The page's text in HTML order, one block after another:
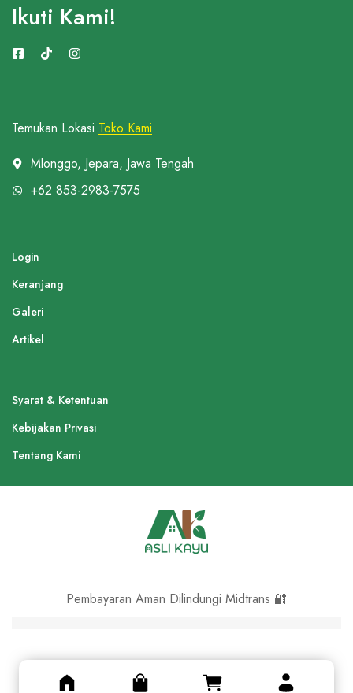
Temukan Lokasi Toko Kami
Mlonggo, Jepara, Jawa Tengah
+62 853-2983-7575
Login
Keranjang
Galeri
Artikel
Syarat & Ketentuan
Kebijakan Privasi
Tentang Kami
Ikuti Kami!
© Asli Kayu 2024
Pembayaran Aman Dilindungi Midtrans 🔐